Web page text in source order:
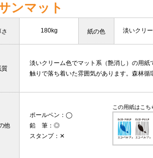
ンマット
さ 180kg 紙の色 淡いクリ
質
淡いクリーム色でマット系（艶消し）の用
触りで落ち着いた雰囲気があります。森林循
他
ポールペン ：◯
鉛 筆 ：◎
スタンプ：✕
この用紙はこ